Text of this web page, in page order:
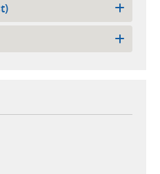
flik, extern webbplats,
webbplats,
flik, extern webbplats,